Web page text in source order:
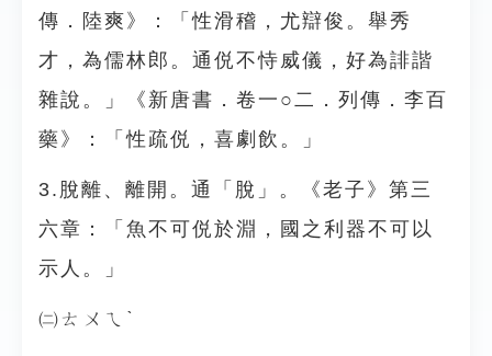
傳．陸爽》：「性滑稽，尤辯俊。舉秀
才，為儒林郎。通侻不恃威儀，好為誹諧
雜說。」《新唐書．卷一○二．列傳．李百
藥》：「性疏侻，喜劇飲。」
3.脫離、離開。通「脫」。《老子》第三
六章：「魚不可侻於淵，國之利器不可以
示人。」
㈡ㄊㄨㄟˋ